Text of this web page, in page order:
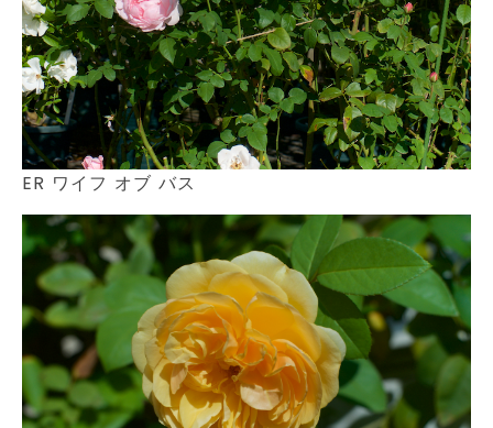
ER ワイフ オブ バス